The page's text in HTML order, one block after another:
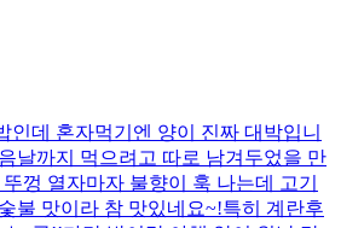
인데 혼자먹기엔 양이 진짜 대박입니
날까지 먹으려고 따로 남겨두었을 만
껑 열자마자 불향이 훅 나는데 고기
불 맛이라 참 맛있네요~!특히 계란후